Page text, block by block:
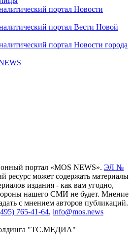
портал Новости
портал Вести Новой
портал Новости города
портал «MOS NEWS». ЭЛ №
ресурс может содержать материалы
издания - как вам угодно,
нашего СМИ не будет. Мнение
с мнением авторов публикаций.
765-41-64, info@mos.news
"ТС.МЕДИА"